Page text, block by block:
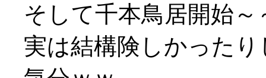
そして千本鳥居開始～
実は結構険しかった